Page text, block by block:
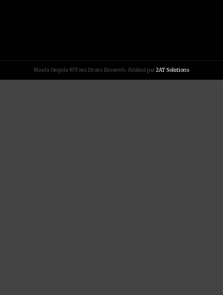
Mosfa Ompda ©Tous Droits Réservés. Réalisé par2AT Solutions